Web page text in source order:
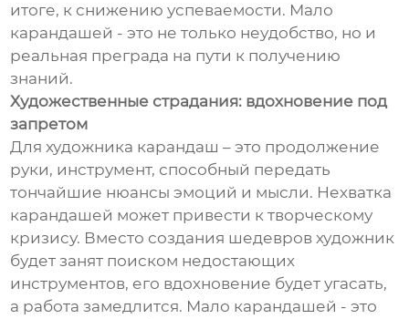
итоге, к снижению успеваемости. Мало
карандашей - это не только неудобство, но и
реальная преграда на пути к получению
знаний.
Художественные страдания: вдохновение под
запретом
Для художника карандаш – это продолжение
руки, инструмент, способный передать
тончайшие нюансы эмоций и мысли. Нехватка
карандашей может привести к творческому
кризису. Вместо создания шедевров художник
будет занят поиском недостающих
инструментов, его вдохновение будет угасать,
а работа замедлится. Мало карандашей - это